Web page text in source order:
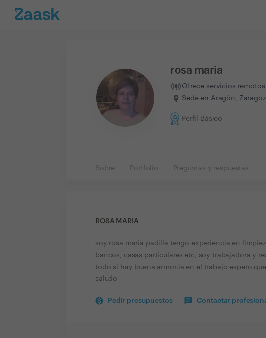
rosa maria
Ofrece servicios remotos
Sede en Aragón,
Perfil Básico
Sobre Portfolio Preguntas y respuestas
ROSA MARIA
soy rosa maria padilla tengo experiencia en
bancos, casas particulares etc, soy trabajadora y
todo si hay buena armonia en el trabajo espero
saludo
Pedir presupuestos Contactar